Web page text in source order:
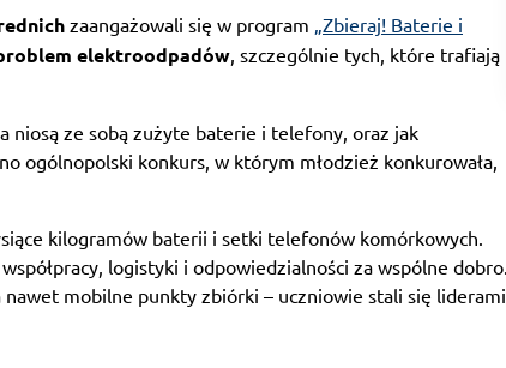
zaangażowali się w program „Zbieraj! Baterie i
elektroodpadów , szczególnie tych, które trafiają
niosą ze sobą zużyte baterie i telefony, oraz jak
ogólnopolski konkurs, w którym młodzież konkurowała,
kilogramów baterii i setki telefonów komórkowych.
logistyki i odpowiedzialności za wspólne dobro.
mobilne punkty zbiórki – uczniowie stali się liderami